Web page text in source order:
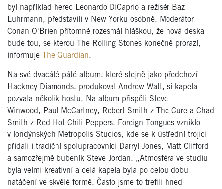
byl například herec Leonardo DiCaprio a režisér Baz
Luhrmann, představili v New Yorku osobně. Moderátor
Conan O'Brien přítomné rozesmál hláškou, že nová deska
bude tou, se kterou The Rolling Stones konečně prorazí,
informuje
The Guardian.
Na své dvacáté páté album, které stejně jako předchozí
Hackney Diamonds, produkoval Andrew Watt, si kapela
pozvala několik hostů. Na album přispěli Steve
Winwood, Paul McCartney, Robert Smith z The Cure a Chad
Smith z Red Hot Chili Peppers. Foreign Tongues vzniklo
v londýnských Metropolis Studios, kde se k ústřední trojici
přidali i tradiční spolupracovníci Darryl Jones, Matt Clifford
a samozřejmě bubeník Steve Jordan. „Atmosféra ve studiu
byla velmi kreativní a celá kapela byla po celou dobu
natáčení ve skvělé formě. Často jsme to trefili hned